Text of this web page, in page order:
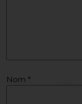
Nom *